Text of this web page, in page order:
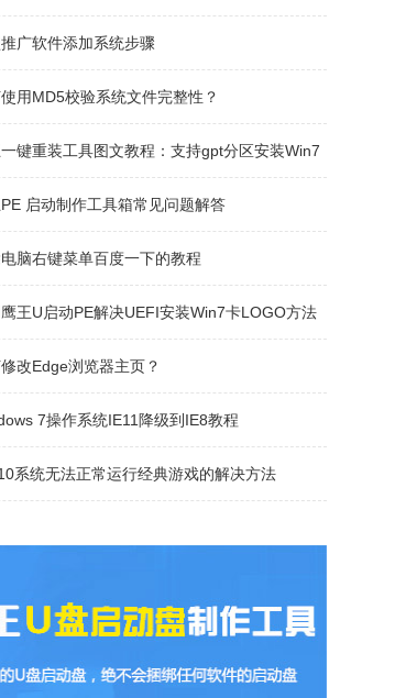
广软件添加系统步骤
用MD5校验系统文件完整性？
键重装工具图文教程：支持gpt分区安装Win7
启动制作工具箱常见问题解答
脑右键菜单百度一下的教程
王U启动PE解决UEFI安装Win7卡LOGO方法
改Edge浏览器主页？
7操作系统IE11降级到IE8教程
系统无法正常运行经典游戏的解决方法